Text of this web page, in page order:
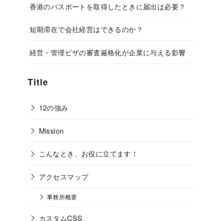
香港のパスポートを取得したときに届出は必要？
短期滞在で会社経営はできるのか？
経営・管理ビザの審査厳格化が企業に与える影響
Title
12の強み
Mission
こんなとき、お役に立てます！
アクセスマップ
事務所概要
カスタムCSS